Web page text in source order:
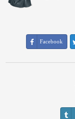
Facebook